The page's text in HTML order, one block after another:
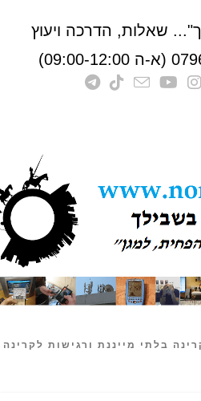
הדרכה ויעוץ
מייננת ורגישות לקרינה